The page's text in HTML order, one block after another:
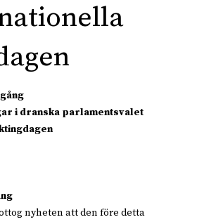
i dranska parlamentsvalet
nyheten att den före detta